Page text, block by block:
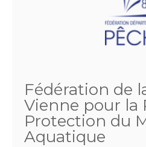
Fédération de
Vienne pour la
Protection du
Aquatique